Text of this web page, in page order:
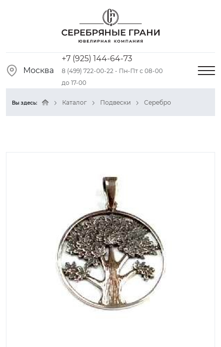
Москва
+7 (925) 144-64-73
8 (499) 722-00-22 - Пн-Пт с 08-00
до 17-00
Вы здесь: Каталог Подвески Серебро